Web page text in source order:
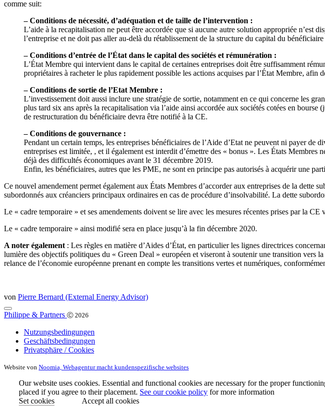
comme suit:
– Conditions de nécessité, d’adéquation et de taille de l’intervention :
L’aide à la recapitalisation ne peut être accordée que si aucune autre solution appropriée n’est
l’entreprise et ne doit pas aller au-delà du rétablissement de la structure du capital du
– Conditions d’entrée de l’État dans le capital des sociétés et rémunération :
L’État Membre qui intervient dans le capital de certaines entreprises doit être suffisamment
propriétaires à racheter le plus rapidement possible les actions acquises par l’État Membre, afin
– Conditions de sortie de l’Etat Membre :
L’investissement doit aussi inclure une stratégie de sortie, notamment en ce qui concerne les
plus tard six ans après la recapitalisation via l’aide ainsi accordée aux sociétés cotées en
de restructuration du bénéficiaire devra être notifié à la CE.
– Conditions de gouvernance :
Pendant un certain temps, les entreprises bénéficiaires de l’Aide d’Etat ne peuvent ni payer
entreprises est limitée, , et il également est interdit d’émettre des « bonus ». Les États
déjà des difficultés économiques avant le 31 décembre 2019.
Enfin, les bénéficiaires, autres que les PME, ne sont en principe pas autorisés à acquérir une
Ce nouvel amendement permet également aux États Membres d’accorder aux entreprises de la dette
subordonnés aux créanciers principaux ordinaires en cas de procédure d’insolvabilité. La dette
Le « cadre temporaire » et ses amendements doivent se lire avec les mesures récentes prises par la
Le « cadre temporaire » ainsi modifié sera en place jusqu’à la fin décembre 2020.
A noter également : Les règles en matière d’Aides d’État, en particulier les lignes directrices
lumière des objectifs politiques du « Green Deal » européen et viseront à soutenir une transition vers
relance de l’économie européenne prenant en compte les transitions vertes et numériques,
von Pierre Bernard (External Energy Advisor)
Philippe & Partners Ⓒ 2026
Nutzungsbedingungen
Geschäftsbedingungen
Privatsphäre / Cookies
Website von Noomia, Webagentur macht kundenspezifische websites
Our website uses cookies. Essential and functional cookies are necessary for the proper
placed if you agree to their placement. See our cookie policy for more information
Set cookies
Accept all cookies